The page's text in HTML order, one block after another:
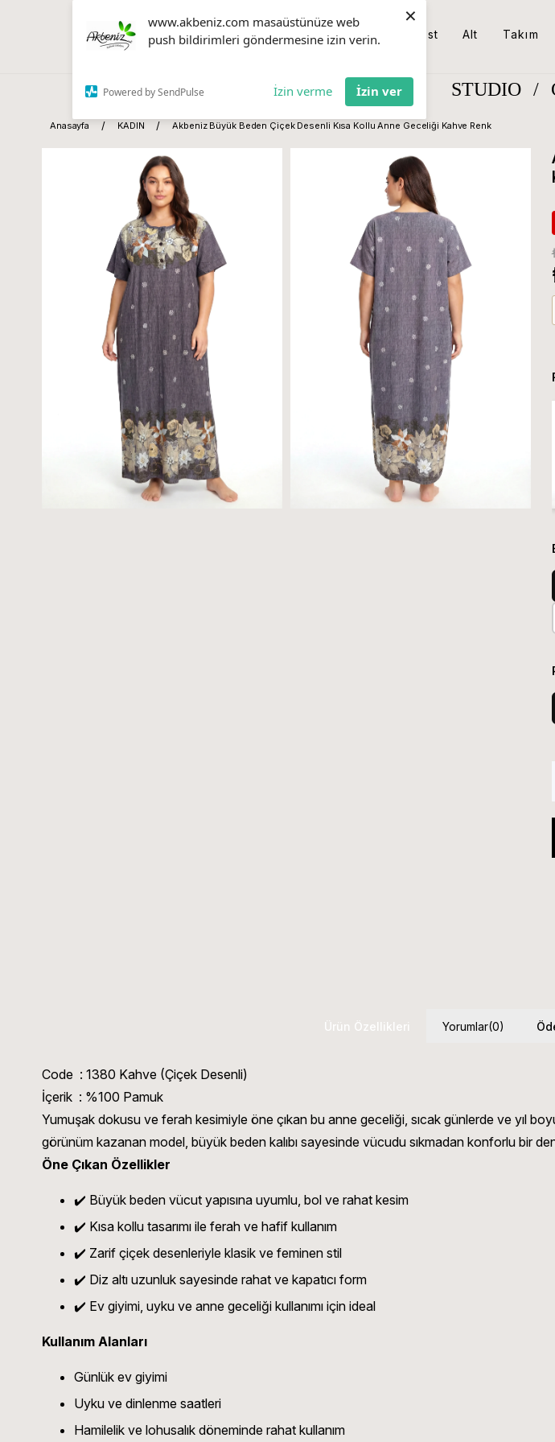
www.akbeniz.com masaüstünüze web
push bildirimleri göndermesine izin verin.
Powered by SendPulse İzin verme İzin ver
×
Üst Alt Takım
STUDIO /
Anasayfa KADIN Akbeniz Büyük Beden Çiçek Desenli Kısa Kollu Anne Geceliği Kahve Renk
Ürün Özellikleri Yorumlar(0)
Code : 1380 Kahve (Çiçek Desenli)
İçerik : %100 Pamuk
Yumuşak dokusu ve ferah kesimiyle öne çıkan bu anne geceliği, sıcak günlerde ve yıl
görünüm kazanan model, büyük beden kalıbı sayesinde vücudu sıkmadan konforlu bir
Öne Çıkan Özellikler
✔️ Büyük beden vücut yapısına uyumlu, bol ve rahat kesim
✔️ Kısa kollu tasarımı ile ferah ve hafif kullanım
✔️ Zarif çiçek desenleriyle klasik ve feminen stil
✔️ Diz altı uzunluk sayesinde rahat ve kapatıcı form
✔️ Ev giyimi, uyku ve anne geceliği kullanımı için ideal
Kullanım Alanları
Günlük ev giyimi
Uyku ve dinlenme saatleri
Hamilelik ve lohusalık döneminde rahat kullanım